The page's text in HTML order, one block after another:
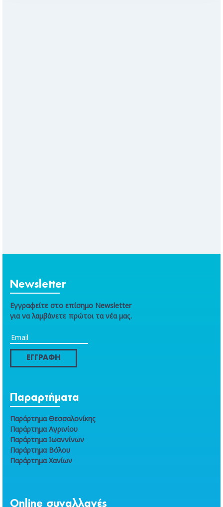
Newsletter
Εγγραφείτε στο επίσημο Newsletter
για να λαμβάνετε πρώτοι τα νέα μας.
ΕΓΓΡΑΦΗ
Παραρτήματα
Παράρτημα Θεσσαλονίκης
Παράρτημα Αγρινίου
Παράρτημα Ιωαννίνων
Παράρτημα Βόλου
Παράρτημα Χανίων
Online συναλλαγές